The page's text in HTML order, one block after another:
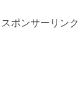
スポンサーリンク